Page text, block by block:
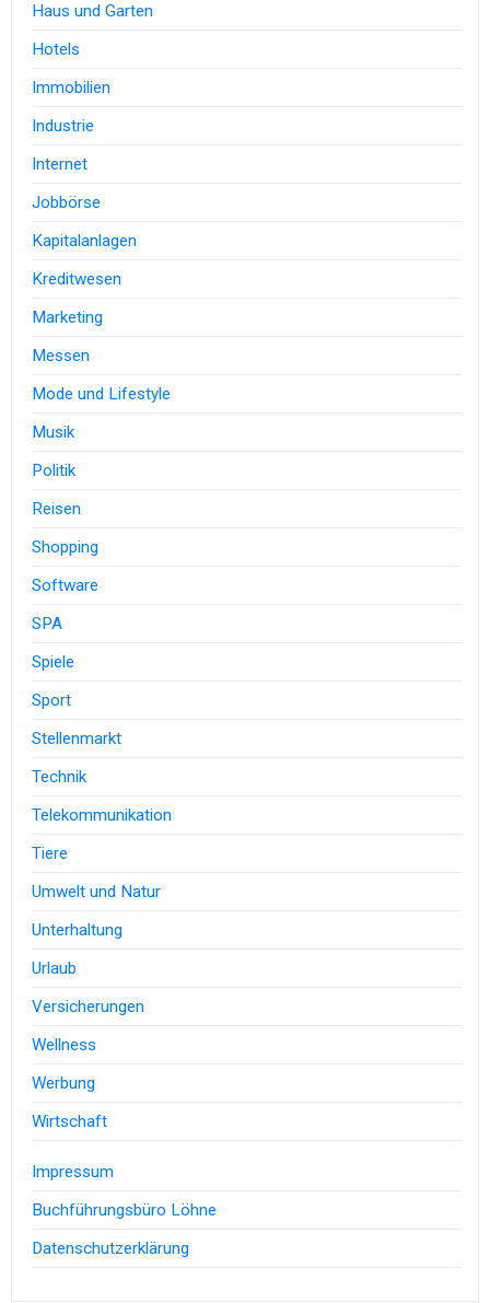
Haus und Garten
Hotels
Immobilien
Industrie
Internet
Jobbörse
Kapitalanlagen
Kreditwesen
Marketing
Messen
Mode und Lifestyle
Musik
Politik
Reisen
Shopping
Software
SPA
Spiele
Sport
Stellenmarkt
Technik
Telekommunikation
Tiere
Umwelt und Natur
Unterhaltung
Urlaub
Versicherungen
Wellness
Werbung
Wirtschaft
Impressum
Buchführungsbüro Löhne
Datenschutzerklärung